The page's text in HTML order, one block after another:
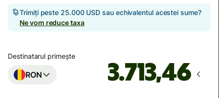
Trimiți peste 25.000 USD sau echivalentul acestei sume?
Ne vom reduce taxa
Destinatarul primește
RON